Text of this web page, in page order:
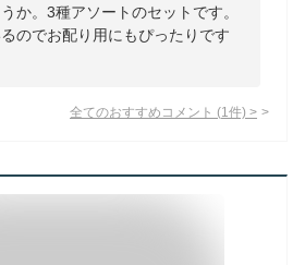
か。3種アソートのセットです。
のでお配り用にもぴったりです
全てのおすすめコメント (1 件) >